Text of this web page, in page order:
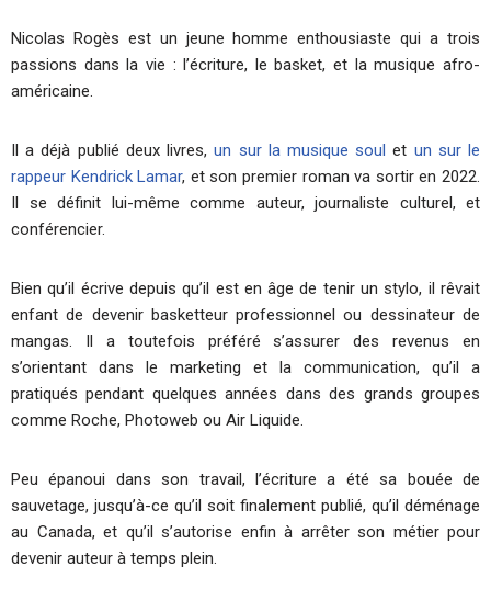
Nicolas Rogès est un jeune homme enthousiaste qui a trois
passions dans la vie : l’écriture, le basket, et la musique afro-
américaine.
Il a déjà publié deux livres,un sur la musique soul et un sur le
rappeur Kendrick Lamar, et son premier roman va sortir en 2022.
Il se définit lui-même comme auteur, journaliste culturel, et
conférencier.
Bien qu’il écrive depuis qu’il est en âge de tenir un stylo, il rêvait
enfant de devenir basketteur professionnel ou dessinateur de
mangas. Il a toutefois préféré s’assurer des revenus en
s’orientant dans le marketing et la communication, qu’il a
pratiqués pendant quelques années dans des grands groupes
comme Roche, Photoweb ou Air Liquide.
Peu épanoui dans son travail, l’écriture a été sa bouée de
sauvetage, jusqu’à-ce qu’il soit finalement publié, qu’il déménage
au Canada, et qu’il s’autorise enfin à arrêter son métier pour
devenir auteur à temps plein.